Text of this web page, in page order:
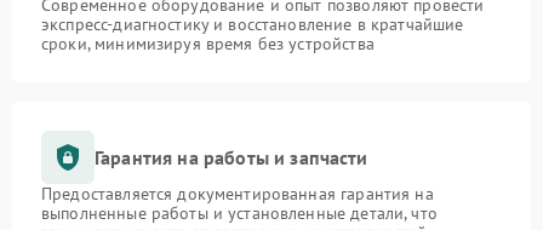
Современное оборудование и опыт позволяют провести
экспресс-диагностику и восстановление в кратчайшие
сроки, минимизируя время без устройства
Гарантия на работы и запчасти
Предоставляется документированная гарантия на
выполненные работы и установленные детали, что